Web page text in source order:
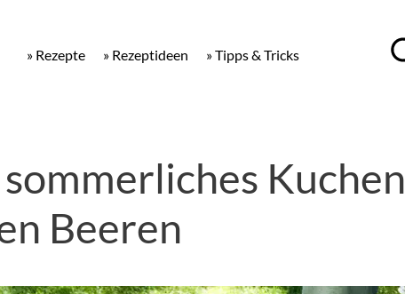
» Tipps & Tricks
» Rezeptideen
» Rezepte
Kuchen
Beeren